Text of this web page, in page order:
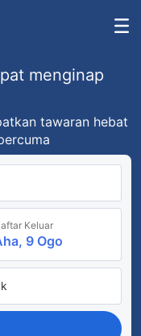
menginap
tawaran hebat
Keluar
9 Ogo